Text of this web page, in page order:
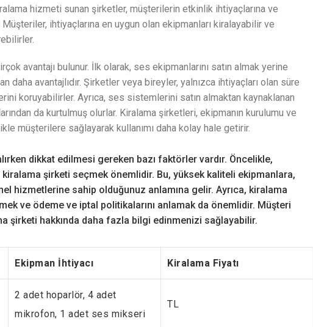
hizmeti sunan şirketler, müşterilerin etkinlik ihtiyaçlarına ve
ihtiyaçlarına en uygun olan ekipmanları kiralayabilir ve
avantajı bulunur. İlk olarak, ses ekipmanlarını satın almak yerine
daha avantajlıdır. Şirketler veya bireyler, yalnızca ihtiyaçları olan süre
koruyabilirler. Ayrıca, ses sistemlerini satın almaktan kaynaklanan
da kurtulmuş olurlar. Kiralama şirketleri, ekipmanın kurulumu ve
müşterilere sağlayarak kullanımı daha kolay hale getirir.
dikkat edilmesi gereken bazı faktörler vardır. Öncelikle,
şirketi seçmek önemlidir. Bu, yüksek kaliteli ekipmanlara,
hizmetlerine sahip olduğunuz anlamına gelir. Ayrıca, kiralama
ve ödeme ve iptal politikalarını anlamak da önemlidir. Müşteri
şirketi hakkında daha fazla bilgi edinmenizi sağlayabilir.
Ekipman İhtiyacı Kiralama Fiyatı
2 adet hoparlör, 4 adet
mikrofon, 1 adet ses mikseri
TL